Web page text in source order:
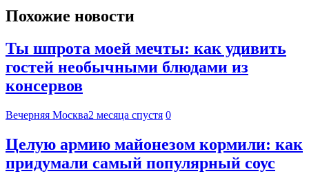
Похожие новости
Ты шпрота моей мечты: как удивить
гостей необычными блюдами из
консервов
Вечерняя Москва2 месяца спустя 0
Целую армию майонезом кормили: как
придумали самый популярный соус